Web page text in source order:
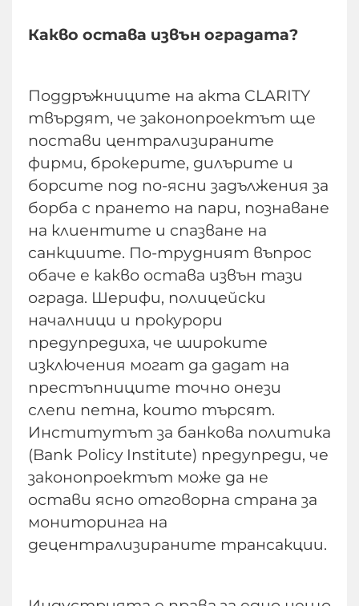
Какво остава извън оградата?
Поддръжниците на акта CLARITY
твърдят, че законопроектът ще
постави централизираните
фирми, брокерите, дилърите и
борсите под по-ясни задължения за
борба с прането на пари, познаване
на клиентите и спазване на
санкциите. По-трудният въпрос
обаче е какво остава извън тази
ограда. Шерифи, полицейски
началници и прокурори
предупредиха, че широките
изключения могат да дадат на
престъпниците точно онези
слепи петна, които търсят.
Институтът за банкова политика
(Bank Policy Institute) предупреди, че
законопроектът може да не
остави ясно отговорна страна за
мониторинга на
децентрализираните трансакции.